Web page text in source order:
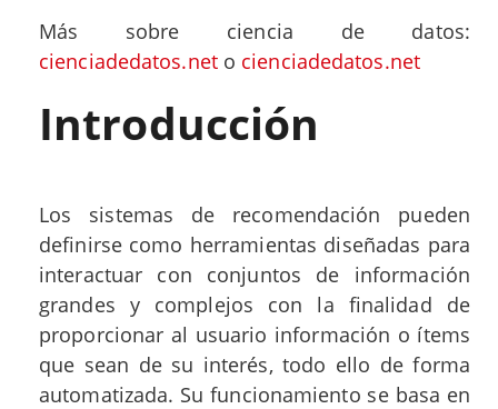
Más sobre ciencia de datos:
cienciadedatos.neto cienciadedatos.net
Introducción
Los sistemas de recomendación pueden
definirse como herramientas diseñadas para
interactuar con conjuntos de información
grandes y complejos con la finalidad de
proporcionar al usuario información o ítems
que sean de su interés, todo ello de forma
automatizada. Su funcionamiento se basa en